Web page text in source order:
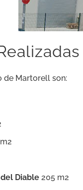
de Martorell son:
Diable 205 m2